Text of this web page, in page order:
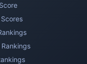
Rankings